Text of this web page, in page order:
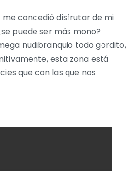
concedió disfrutar de mi
puede ser más mono?
nudibranquio todo gordito,
esta zona está
que con las que nos